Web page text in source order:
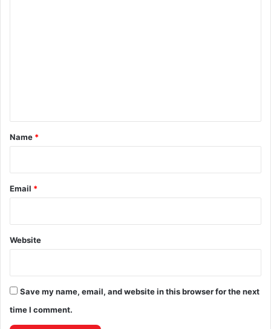
*
Name *
Email *
Website
Save my name, email, and website in this browser for the next
time I comment.